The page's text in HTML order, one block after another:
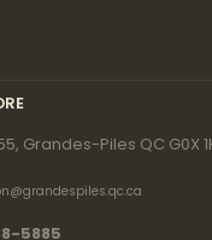
Grandes-Piles QC G0X
5885